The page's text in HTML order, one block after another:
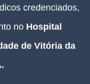
credenciados,
no Hospital
de Vitória da